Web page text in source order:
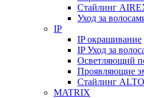
Стайлинг
Уход за
IP
IP окрашивание
IP Уход за
Осветляющий
Проявляющие
Стайлинг ALTO
MATRIX